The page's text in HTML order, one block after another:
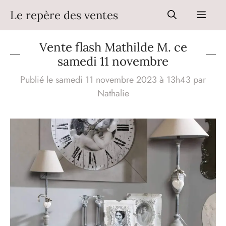
contenu
Le repère des ventes Menu
Vente flash Mathilde M. ce
samedi 11 novembre
Publié le samedi 11 novembre 2023 à 13h43 par
Nathalie